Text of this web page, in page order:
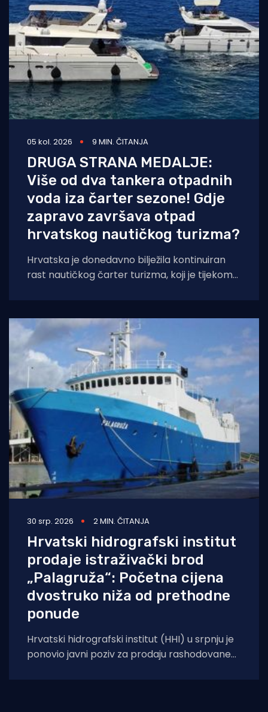
05 kol. 2026 9 MIN. ČITANJA
DRUGA STRANA MEDALJE:
Više od dva tankera otpadnih
voda iza čarter sezone! Gdje
zapravo završava otpad
hrvatskog nautičkog turizma?
Hrvatska je donedavno bilježila kontinuiran
rast nautičkog čarter turizma, koji je tijekom
30 srp. 2026 2 MIN. ČITANJA
Hrvatski hidrografski institut
prodaje istraživački brod
„Palagruža“: Početna cijena
dvostruko niža od prethodne
ponude
Hrvatski hidrografski institut (HHI) u srpnju je
ponovio javni poziv za prodaju rashodovane